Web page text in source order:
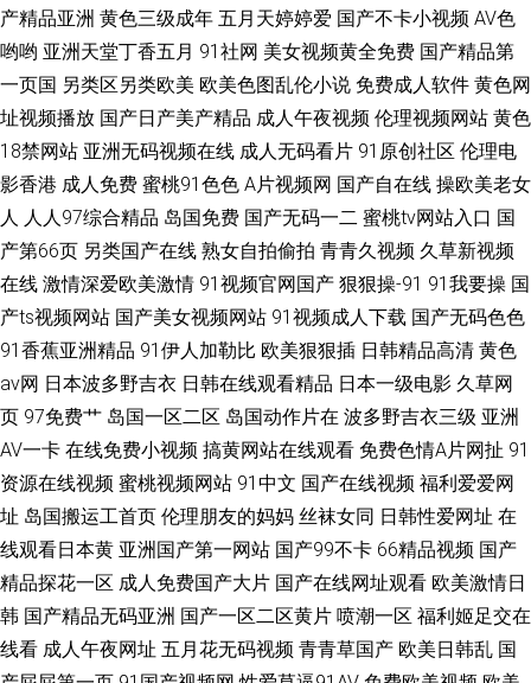
产精品亚洲 黄色三级成年 五月天婷婷爱 国产不卡小视频 AV色
哟哟 亚洲天堂丁香五月 91社网 美女视频黄全免费 国产精品第
一页国 另类区另类欧美 欧美色图乱伦小说 免费成人软件 黄色网
址视频播放 国产日产美产精品 成人午夜视频 伦理视频网站 黄色
18禁网站 亚洲无码视频在线 成人无码看片 91原创社区 伦理电
影香港 成人免费 蜜桃91色色 A片视频网 国产自在线 操欧美老女
人 人人97综合精品 岛国免费 国产无码一二 蜜桃tv网站入口 国
产第66页 另类国产在线 熟女自拍偷拍 青青久视频 久草新视频
在线 激情深爱欧美激情 91视频官网国产 狠狠操-91 91我要操 国
产ts视频网站 国产美女视频网站 91视频成人下载 国产无码色色
91香蕉亚洲精品 91伊人加勒比 欧美狠狠插 日韩精品高清 黄色
av网 日本波多野吉衣 日韩在线观看精品 日本一级电影 久草网
页 97免费艹 岛国一区二区 岛国动作片在 波多野吉衣三级 亚洲
AV一卡 在线免费小视频 搞黄网站在线观看 免费色情A片网扯 91
资源在线视频 蜜桃视频网站 91中文 国产在线视频 福利爱爱网
址 岛国搬运工首页 伦理朋友的妈妈 丝袜女同 日韩性爱网址 在
线观看日本黄 亚洲国产第一网站 国产99不卡 66精品视频 国产
精品探花一区 成人免费国产大片 国产在线网址观看 欧美激情日
韩 国产精品无码亚洲 国产一区二区黄片 喷潮一区 福利姬足交在
线看 成人午夜网址 五月花无码视频 青青草国产 欧美日韩乱 国